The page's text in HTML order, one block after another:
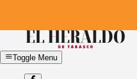
Toggle Menu